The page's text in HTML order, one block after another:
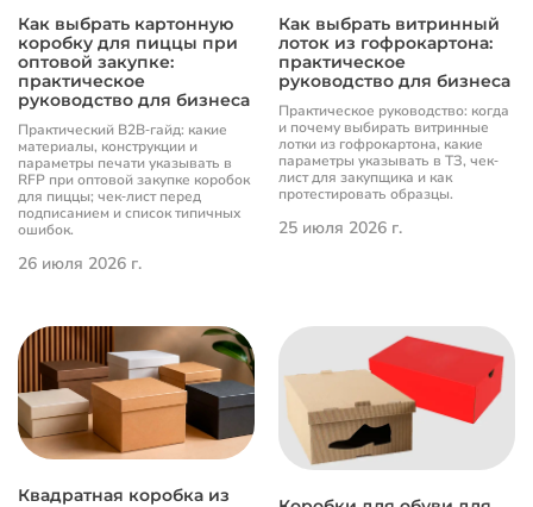
Как выбрать картонную
коробку для пиццы при
оптовой закупке:
практическое
руководство для бизнеса
Практический B2B‐гайд: какие
материалы, конструкции и
параметры печати указывать в
RFP при оптовой закупке коробок
для пиццы; чек‐лист перед
подписанием и список типичных
ошибок.
26 июля 2026 г.
Как выбрать витринный
лоток из гофрокартона:
практическое
руководство для бизнеса
Практическое руководство: когда
и почему выбирать витринные
лотки из гофрокартона, какие
параметры указывать в ТЗ, чек‐
лист для закупщика и как
протестировать образцы.
25 июля 2026 г.
Квадратная коробка из